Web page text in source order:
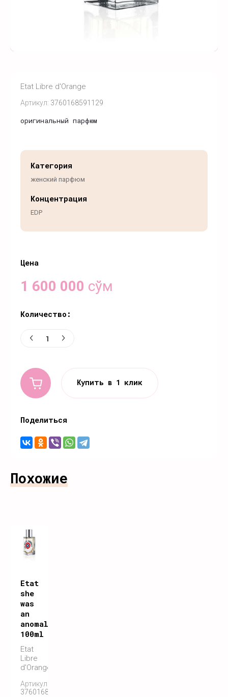
Артикул: 3760168591129
Etat Libre d'Orange
оригинальный парфюм
Цена
1 600 000 сўм
Количество:
Купить в 1 клик
Категория
женский парфюм
Концентрация
EDP
Поделиться
Похожие
Etat
she
was
an
anomaly
100ml
Etat
Libre
d'Orange
Артикул:
3760168591129